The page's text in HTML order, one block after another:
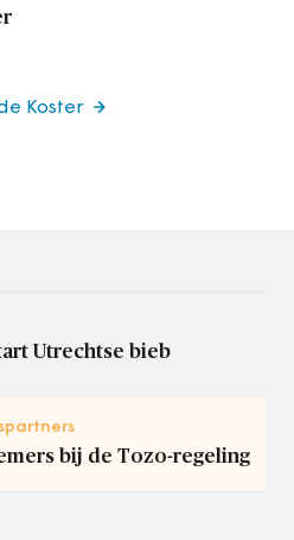
Koster
Utrechtse bieb
bij de Tozo-regeling